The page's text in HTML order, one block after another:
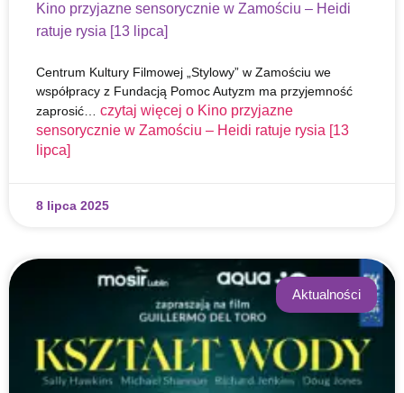
Kino przyjazne sensorycznie w Zamościu – Heidi
ratuje rysia [13 lipca]
Centrum Kultury Filmowej „Stylowy” w Zamościu we
współpracy z Fundacją Pomoc Autyzm ma przyjemność
zaprosić… czytaj więcej o Kino przyjazne
sensorycznie w Zamościu – Heidi ratuje rysia [13
lipca]
8 lipca 2025
Aktualności